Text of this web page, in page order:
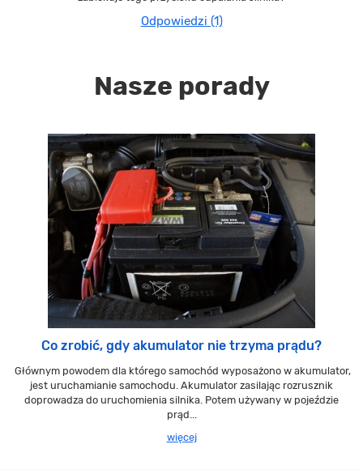
Odpowiedzi (1)
Nasze porady
Co zrobić, gdy akumulator nie trzyma prądu?
Głównym powodem dla którego samochód wyposażono w akumulator,
jest uruchamianie samochodu. Akumulator zasilając rozrusznik
doprowadza do uruchomienia silnika. Potem używany w pojeździe
prąd...
więcej